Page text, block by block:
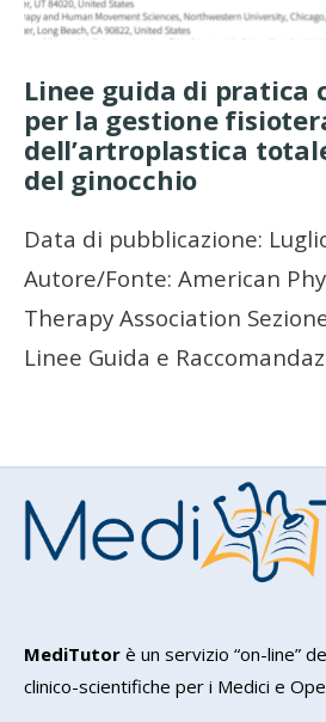
Linee guida di pratica
per la gestione
dell’artroplastica
del ginocchio
Data di pubblicazione:
Autore/Fonte: American
Therapy Association
Linee Guida e
MediTutor è un servizio “on-line”
clinico-scientifiche per i Medici e